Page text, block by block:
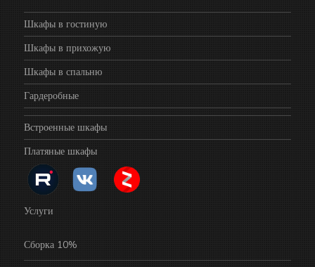
Шкафы в гостиную
Шкафы в прихожую
Шкафы в спальню
Гардеробные
Встроенные шкафы
Платяные шкафы
Услуги
Сборка 10%